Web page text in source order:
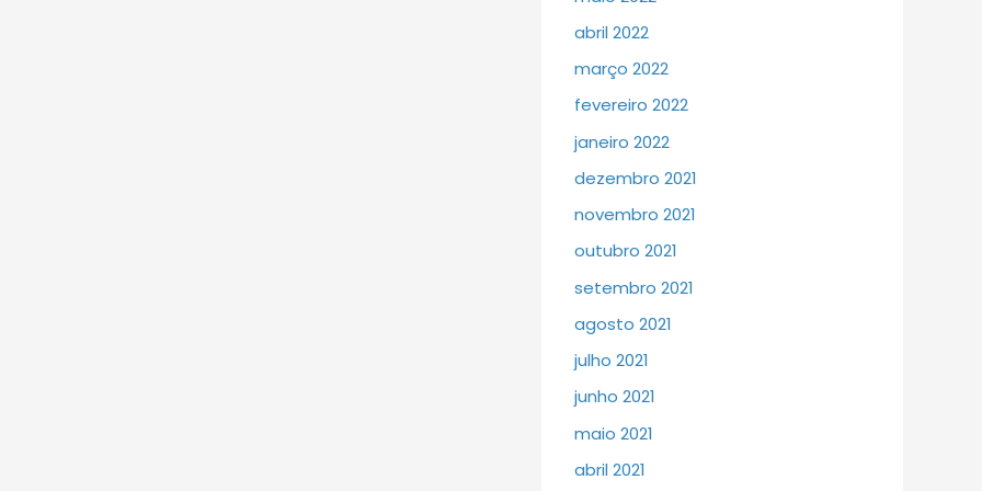
abril 2022
março 2022
fevereiro 2022
janeiro 2022
dezembro 2021
novembro 2021
outubro 2021
setembro 2021
agosto 2021
julho 2021
junho 2021
maio 2021
abril 2021